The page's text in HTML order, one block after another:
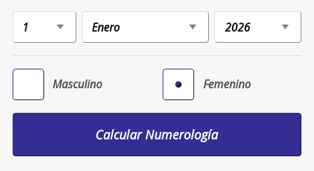
Masculino Femenino